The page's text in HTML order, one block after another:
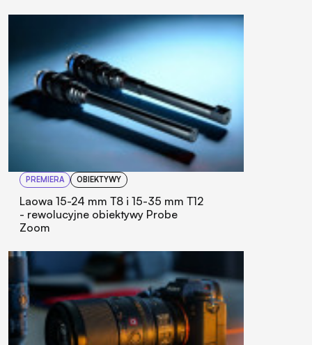
PREMIERA OBIEKTYWY
Laowa 15-24 mm T8 i 15-35 mm T12
- rewolucyjne obiektywy Probe
Zoom